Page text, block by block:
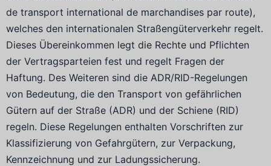
de transport international de marchandises par route),
welches den internationalen Straßengüterverkehr regelt.
Dieses Übereinkommen legt die Rechte und Pflichten
der Vertragsparteien fest und regelt Fragen der
Haftung. Des Weiteren sind die ADR/RID-Regelungen
von Bedeutung, die den Transport von gefährlichen
Gütern auf der Straße (ADR) und der Schiene (RID)
regeln. Diese Regelungen enthalten Vorschriften zur
Klassifizierung von Gefahrgütern, zur Verpackung,
Kennzeichnung und zur Ladungssicherung.